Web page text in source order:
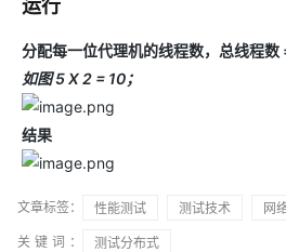
运行
分配每一位代理机的线程数，总线程数
如图 5 X 2 = 10；
结果
文章标签： 性能测试 测试技术
网
关键词：
测试分布式